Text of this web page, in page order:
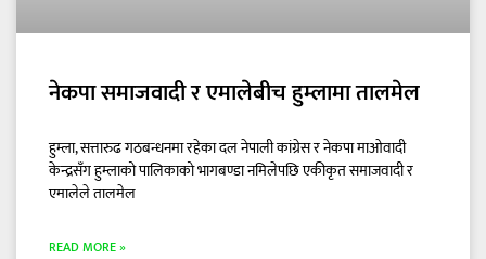
नेकपा समाजवादी र एमालेबीच हुम्लामा तालमेल
हुम्ला, सत्तारुढ गठबन्धनमा रहेका दल नेपाली कांग्रेस र नेकपा माओवादी
केन्द्रसँग हुम्लाको पालिकाको भागबण्डा नमिलेपछि एकीकृत समाजवादी र
एमालेले तालमेल
READ MORE »